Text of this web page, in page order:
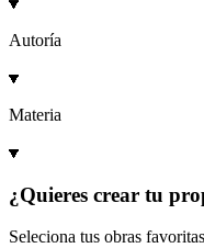
Autoría
Materia
¿Quieres crear tu
Seleciona tus obras